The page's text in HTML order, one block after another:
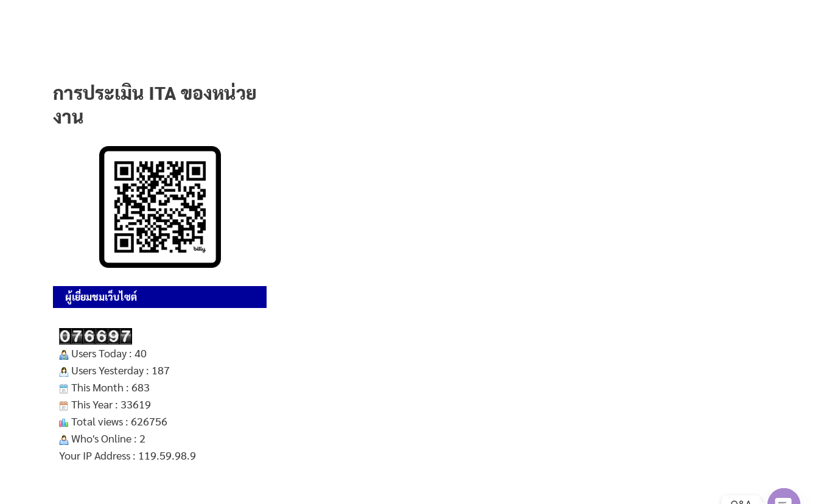
การประเมิน ITA ของหน่วย
งาน
ผู้เยี่ยมชมเว็บไซต์
Users Today : 40
Users Yesterday : 187
This Month : 683
This Year : 33619
Total views : 626756
Who's Online : 2
Your IP Address : 119.59.98.9